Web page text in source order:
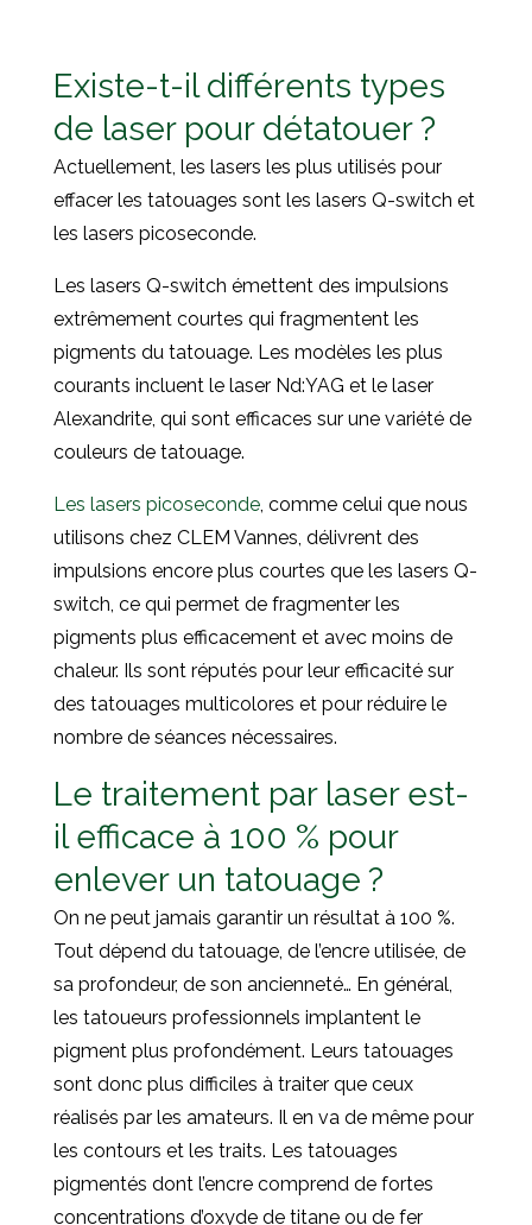
Existe-t-il différents types
de laser pour détatouer ?
Actuellement, les lasers les plus utilisés pour
effacer les tatouages sont les lasers Q-switch et
les lasers picoseconde.
Les lasers Q-switch émettent des impulsions
extrêmement courtes qui fragmentent les
pigments du tatouage. Les modèles les plus
courants incluent le laser Nd:YAG et le laser
Alexandrite, qui sont efficaces sur une variété de
couleurs de tatouage.
Les lasers picoseconde, comme celui que nous
utilisons chez CLEM Vannes, délivrent des
impulsions encore plus courtes que les lasers Q-
switch, ce qui permet de fragmenter les
pigments plus efficacement et avec moins de
chaleur. Ils sont réputés pour leur efficacité sur
des tatouages multicolores et pour réduire le
nombre de séances nécessaires.
Le traitement par laser est-
il efficace à 100 % pour
enlever un tatouage ?
On ne peut jamais garantir un résultat à 100 %.
Tout dépend du tatouage, de l’encre utilisée, de
sa profondeur, de son ancienneté… En général,
les tatoueurs professionnels implantent le
pigment plus profondément. Leurs tatouages
sont donc plus difficiles à traiter que ceux
réalisés par les amateurs. Il en va de même pour
les contours et les traits. Les tatouages
pigmentés dont l’encre comprend de fortes
concentrations d’oxyde de titane ou de fer